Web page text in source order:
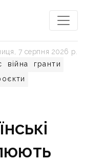
війна
гранти
7 серпня 2026 р.